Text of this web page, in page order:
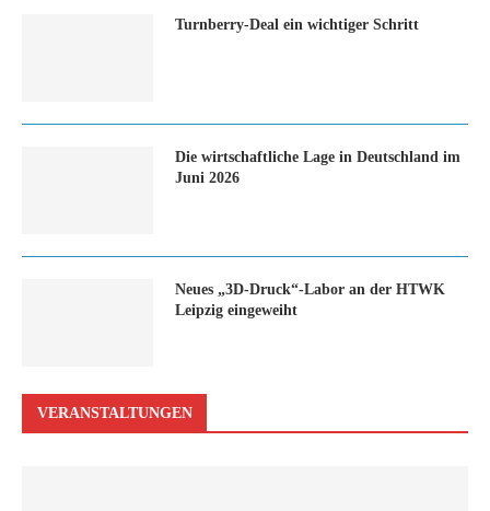
Turn­ber­ry-Deal ein wich­ti­ger Schritt
Die wirtschaftliche Lage in Deutschland im
Juni 2026
Neues „3D-Druck“-Labor an der HTWK
Leipzig eingeweiht
VERANSTALTUNGEN